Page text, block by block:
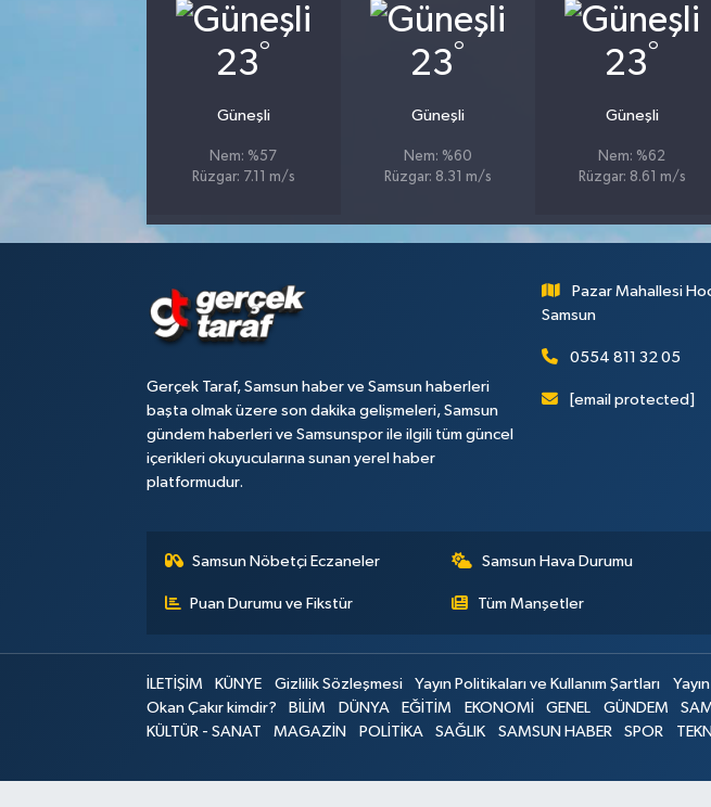
23°
Güneşli
Nem: %57
Rüzgar: 7.11 m/s
23°
Güneşli
Nem: %60
Rüzgar: 8.31 m/s
23°
Güneşli
Nem: %62
Rüzgar: 8.61 m/s
Gerçek Taraf, Samsun haber ve Samsun haberleri
başta olmak üzere son dakika gelişmeleri, Samsun
gündem haberleri ve Samsunspor ile ilgili tüm güncel
içerikleri okuyucularına sunan yerel haber
platformudur.
Pazar Mahallesi
Samsun
0554 811 32 05
[email protected]
Samsun Nöbetçi Eczaneler Samsun Hava Durumu
Puan Durumu ve Fikstür Tüm Manşetler
İLETİŞİM KÜNYE Gizlilik Sözleşmesi Yayın Politikaları ve Kullanım Şartları
Okan Çakır kimdir?
BİLİM DÜNYA EĞİTİM EKONOMİ GENEL GÜNDEM
KÜLTÜR - SANAT
MAGAZİN POLİTİKA SAĞLIK SAMSUN HABER SPOR